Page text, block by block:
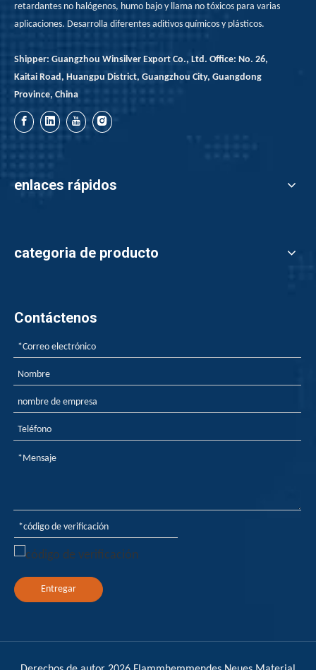
retardantes no halógenos, humo bajo y llama no tóxicos para varias
aplicaciones. Desarrolla diferentes aditivos químicos y plásticos.
Shipper: Guangzhou Winsilver Export Co., Ltd. Office: No. 26,
Kaitai Road, Huangpu District, Guangzhou City, Guangdong
Province, China
enlaces rápidos
categoria de producto
Contáctenos
Entregar